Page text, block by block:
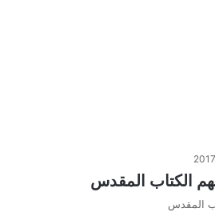
الكتاب المقدس
المقدس